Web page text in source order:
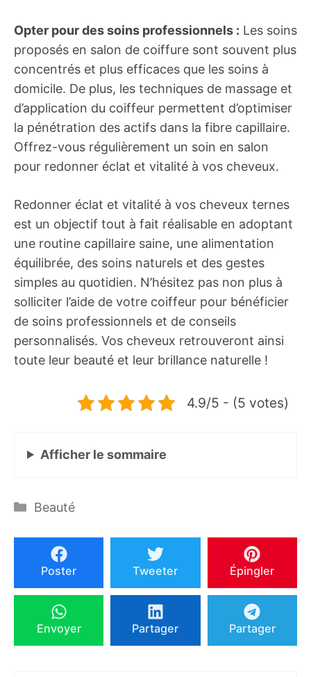
Opter pour des soins professionnels : Les soins
proposés en salon de coiffure sont souvent plus
concentrés et plus efficaces que les soins à
domicile. De plus, les techniques de massage et
d’application du coiffeur permettent d’optimiser
la pénétration des actifs dans la fibre capillaire.
Offrez-vous régulièrement un soin en salon
pour redonner éclat et vitalité à vos cheveux.
Redonner éclat et vitalité à vos cheveux ternes
est un objectif tout à fait réalisable en adoptant
une routine capillaire saine, une alimentation
équilibrée, des soins naturels et des gestes
simples au quotidien. N’hésitez pas non plus à
solliciter l’aide de votre coiffeur pour bénéficier
de soins professionnels et de conseils
personnalisés. Vos cheveux retrouveront ainsi
toute leur beauté et leur brillance naturelle !
4.9/5 - (5 votes)
Afficher le sommaire
Catégories
Beauté
Poster Tweeter Épingler
Envoyer Partager Partager